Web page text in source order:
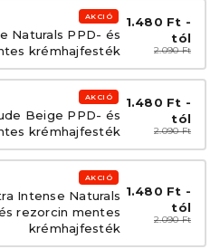
AKCIÓ
Naturals PPD- és
krémhajfesték
1.480 Ft -
tól
2.090 Ft
AKCIÓ
Beige PPD- és
krémhajfesték
1.480 Ft -
tól
2.090 Ft
AKCIÓ
Intense Naturals
rezorcin mentes
krémhajfesték
1.480 Ft -
tól
2.090 Ft